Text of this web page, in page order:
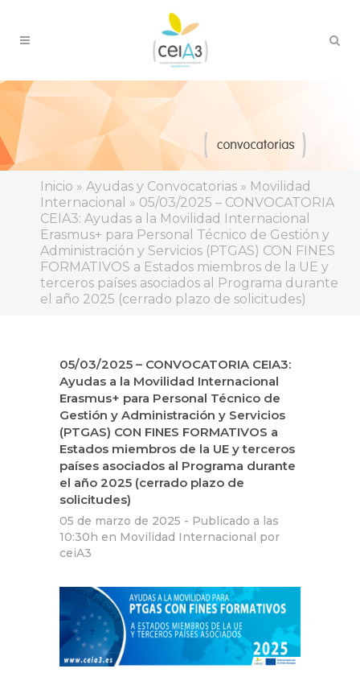
Inicio » Ayudas y Convocatorias » Movilidad
Internacional » 05/03/2025 – CONVOCATORIA
CEIA3: Ayudas a la Movilidad Internacional
Erasmus+ para Personal Técnico de Gestión y
Administración y Servicios (PTGAS) CON FINES
FORMATIVOS a Estados miembros de la UE y
terceros países asociados al Programa durante
el año 2025 (cerrado plazo de solicitudes)
05/03/2025 – CONVOCATORIA CEIA3:
Ayudas a la Movilidad Internacional
Erasmus+ para Personal Técnico de
Gestión y Administración y Servicios
(PTGAS) CON FINES FORMATIVOS a
Estados miembros de la UE y terceros
países asociados al Programa durante
el año 2025 (cerrado plazo de
solicitudes)
05 de marzo de 2025 - Publicado a las
10:30h en Movilidad Internacional por
ceiA3